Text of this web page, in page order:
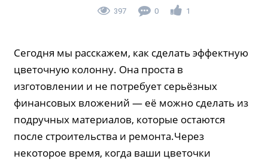
397 0 1
Сегодня мы расскажем, как сделать эффектную
цветочную колонну. Она проста в
изготовлении и не потребует серьёзных
финансовых вложений — её можно сделать из
подручных материалов, которые остаются
после строительства и ремонта.Через
некоторое время, когда ваши цветочки